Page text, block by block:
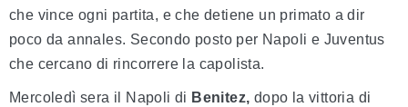
che vince ogni partita, e che detiene un primato a dir
poco da annales. Secondo posto per Napoli e Juventus
che cercano di rincorrere la capolista.
Mercoledì sera il Napoli di Benitez, dopo la vittoria di